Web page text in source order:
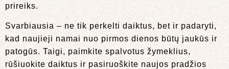
prireiks.
Svarbiausia – ne tik perkelti daiktus, bet ir padaryti,
kad naujieji namai nuo pirmos dienos būtų jaukūs ir
patogūs. Taigi, paimkite spalvotus žymeklius,
rūšiuokite daiktus ir pasiruoškite naujos pradžios